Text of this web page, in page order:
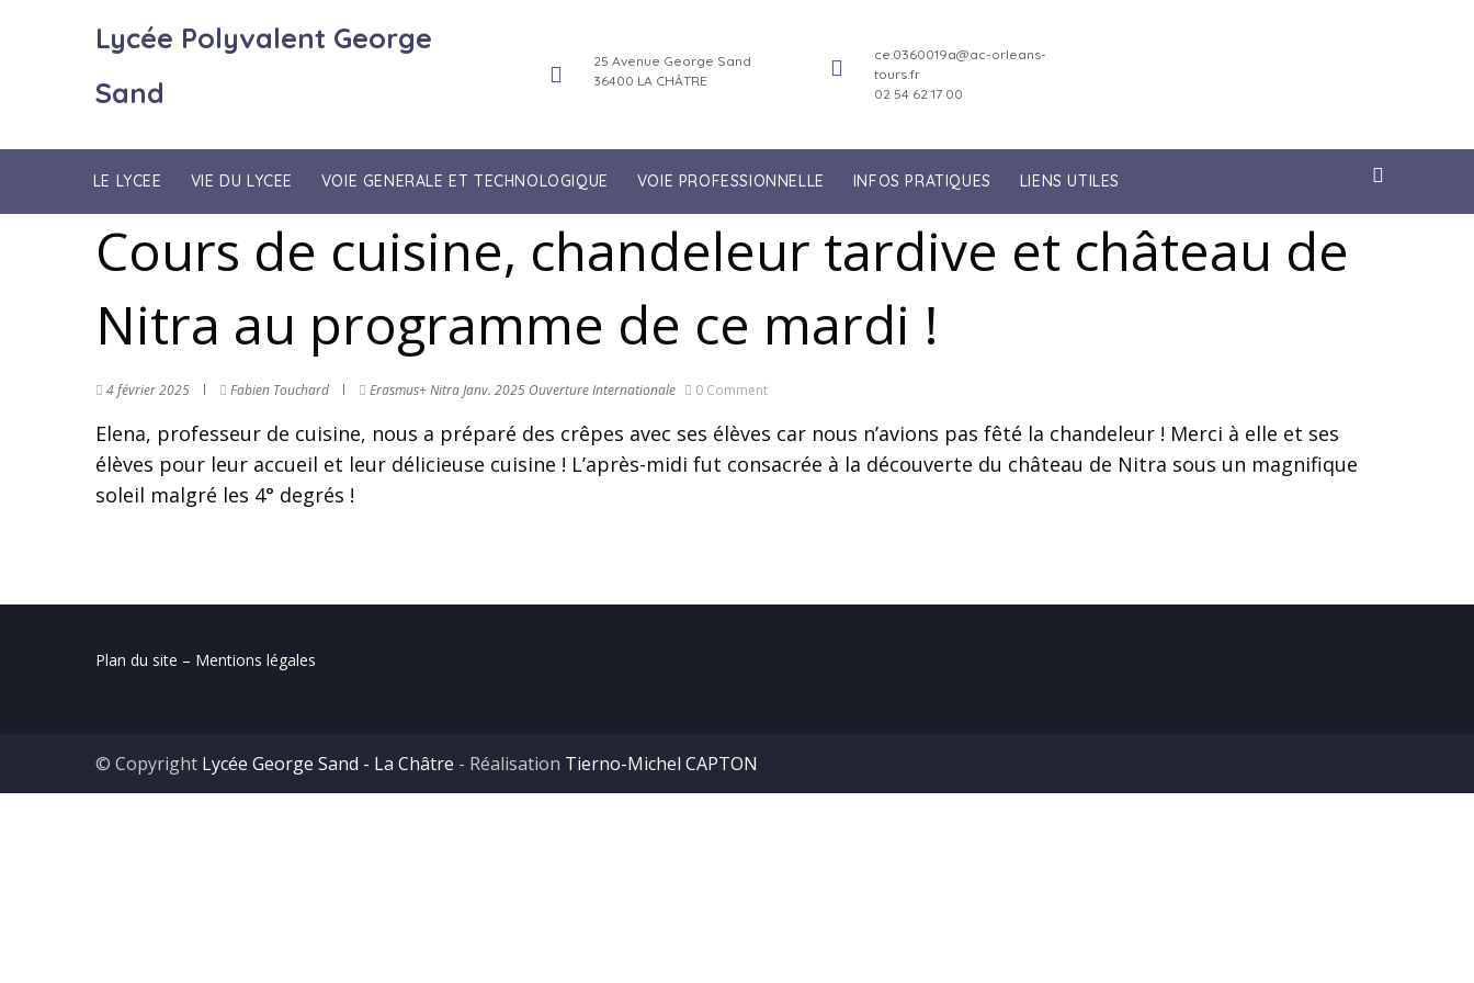
Lycée Polyvalent George
Sand
25 Avenue George Sand
36400 LA CHÂTRE
ce.0360019a@ac-orleans-
tours.fr
02 54 62 17 00
LE LYCEE VIE DU LYCEE VOIE GENERALE ET TECHNOLOGIQUE VOIE PROFESSIONNELLE INFOS PRATIQUES LIENS UTILES
Cours de cuisine, chandeleur tardive et château de
Nitra au programme de ce mardi !
4 février 2025 Fabien Touchard Erasmus+Nitra Janv. 2025 Ouverture Internationale 0 Comment
Elena, professeur de cuisine, nous a préparé des crêpes avec ses élèves car nous n’avions pas fêté la chandeleur ! Merci à elle et ses
élèves pour leur accueil et leur délicieuse cuisine ! L’après-midi fut consacrée à la découverte du château de Nitra sous un magnifique
soleil malgré les 4° degrés !
Plan du site – Mentions légales
© Copyright Lycée George Sand - La Châtre - Réalisation Tierno-Michel CAPTON